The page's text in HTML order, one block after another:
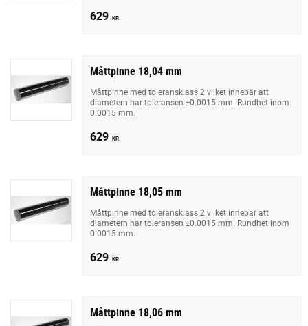
629 KR
Måttpinne 18,04 mm
Måttpinne med toleransklass 2 vilket innebär att
diametern har toleransen ±0.0015 mm. Rundhet inom
0.0015 mm.
629 KR
Måttpinne 18,05 mm
Måttpinne med toleransklass 2 vilket innebär att
diametern har toleransen ±0.0015 mm. Rundhet inom
0.0015 mm.
629 KR
Måttpinne 18,06 mm